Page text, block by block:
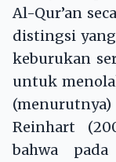
Al-Qur’an
distingsi
keburukan
untuk
Reinhart
bahwa